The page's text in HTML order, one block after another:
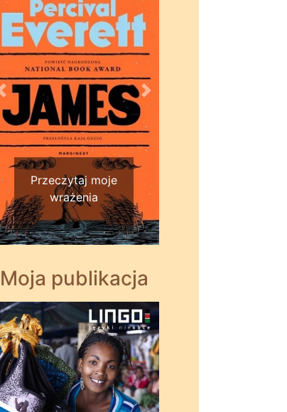
Przeczytaj moje
wrażenia
Wstecz Dalej
Moja publikacja